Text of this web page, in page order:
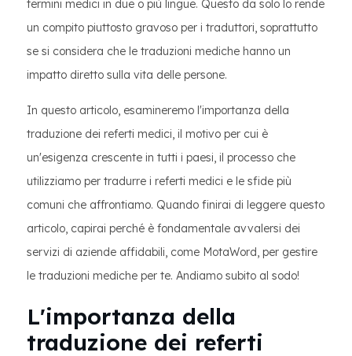
termini medici in due o più lingue. Questo da solo lo rende
un compito piuttosto gravoso per i traduttori, soprattutto
se si considera che le traduzioni mediche hanno un
impatto diretto sulla vita delle persone.
In questo articolo, esamineremo l'importanza della
traduzione dei referti medici, il motivo per cui è
un'esigenza crescente in tutti i paesi, il processo che
utilizziamo per tradurre i referti medici e le sfide più
comuni che affrontiamo. Quando finirai di leggere questo
articolo, capirai perché è fondamentale avvalersi dei
servizi di aziende affidabili, come MotaWord, per gestire
le traduzioni mediche per te. Andiamo subito al sodo!
L'importanza della
traduzione dei referti